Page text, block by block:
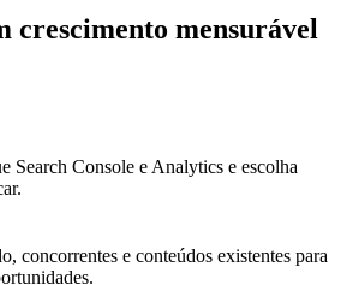
crescimento mensurável
Search Console e Analytics e escolha
concorrentes e conteúdos existentes para